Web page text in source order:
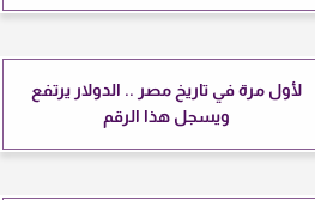
لأول مرة في تاريخ مصر .. الدولار يرتفع
ويسجل هذا الرقم